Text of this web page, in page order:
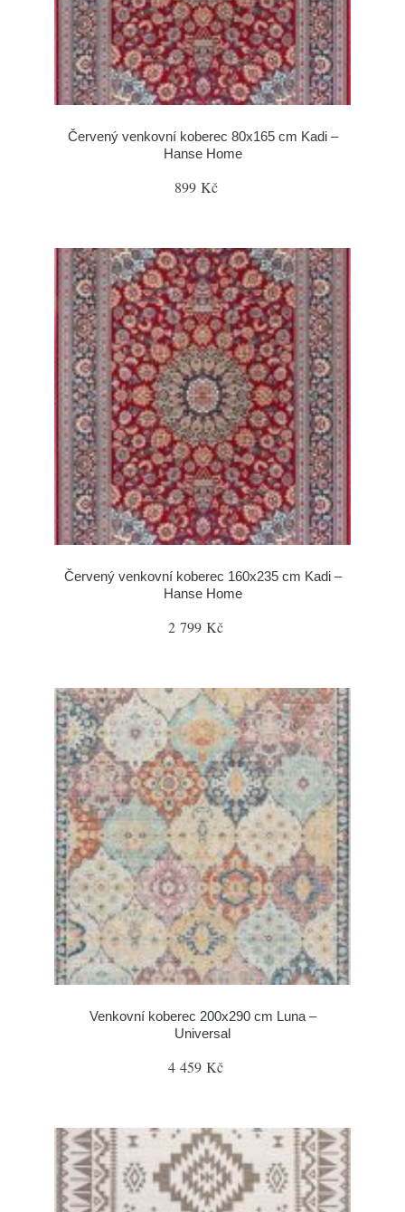
Červený venkovní koberec 80x165 cm Kadi –
Hanse Home
899 Kč
Červený venkovní koberec 160x235 cm Kadi –
Hanse Home
2 799 Kč
Venkovní koberec 200x290 cm Luna –
Universal
4 459 Kč